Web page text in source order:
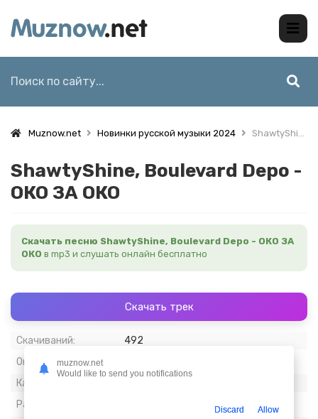
Muznow.net Новинки русской музыки 2024 ShawtyShine, Boulevard Depo - ОКО ЗА ОКО
ShawtyShine, Boulevard Depo -
ОКО ЗА ОКО
Скачать песню ShawtyShine, Boulevard Depo - ОКО ЗА
ОКО в mp3 и слушать онлайн бесплатно
Скачать трек
Скачиваний:
492
Опубликовано:
Качество:
Размер:
muznow.net
Would like to send you notifications
Discard Allow